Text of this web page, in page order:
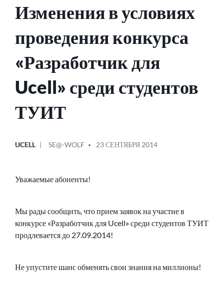
Изменения в условиях
проведения конкурса
«Разработчик для
Ucell» среди студентов
ТУИТ
В
UCELL
ОТ
SE@-WOLF 23 СЕНТЯБРЯ 2014
Уважаемые абоненты!
Мы рады сообщить, что прием заявок на участие в
конкурсе «Разработчик для Ucell» среди студентов ТУИТ
продлевается до 27.09.2014!
Не упустите шанс обменять свои знания на миллионы!